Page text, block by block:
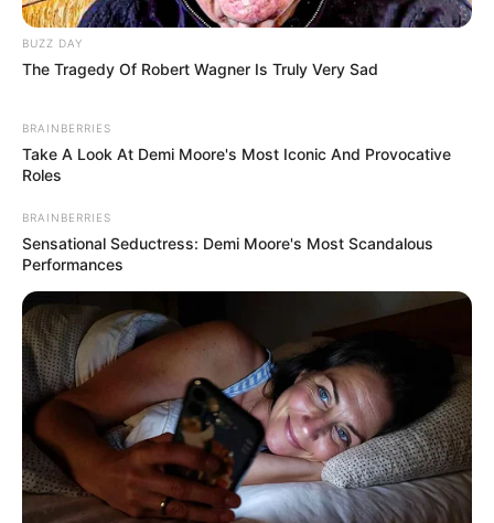
BUZZ DAY
The Tragedy Of Robert Wagner Is Truly Very Sad
BRAINBERRIES
Take A Look At Demi Moore's Most Iconic And Provocative
Roles
BRAINBERRIES
Sensational Seductress: Demi Moore's Most Scandalous
Performances